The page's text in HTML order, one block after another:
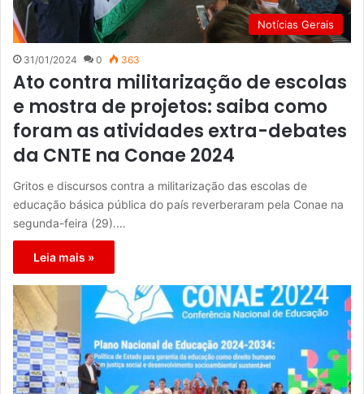
Notícias Gerais
31/01/2024 0 363
Ato contra militarização de escolas
e mostra de projetos: saiba como
foram as atividades extra-debates
da CNTE na Conae 2024
Gritos e discursos contra a militarização das escolas de
educação básica pública do país reverberaram pela Conae na
segunda-feira (29).…
Leia mais »